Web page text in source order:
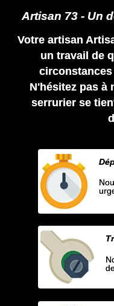
Artisan 73 - Un
Votre artisan
un travail de
N'hésitez pas à
serrurier se